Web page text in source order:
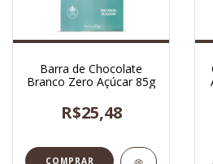
Barra de Chocolate
Branco Zero Açúcar 85g
R$25,48